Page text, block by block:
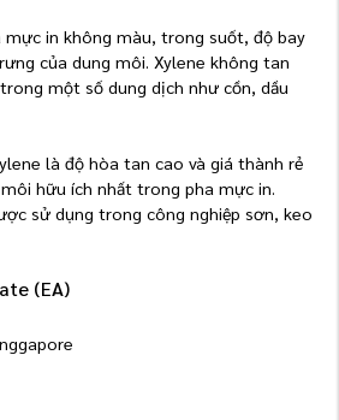
mực in không màu, trong suốt, độ bay
của dung môi. Xylene không tan
một số dung dịch như cồn, dầu
là độ hòa tan cao và giá thành rẻ
hữu ích nhất trong pha mực in.
sử dụng trong công nghiệp sơn, keo
(EA)